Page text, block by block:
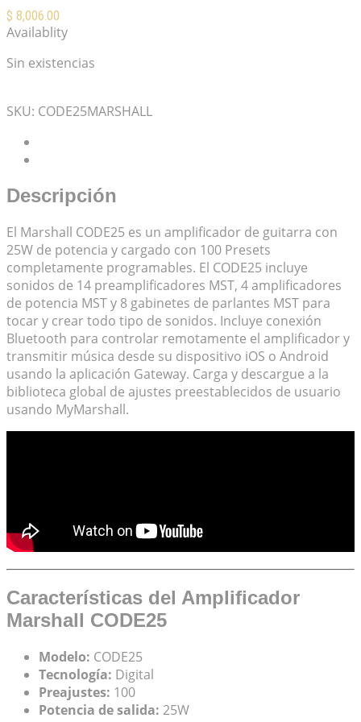
$ 8,006.00
Availablity
Sin existencias
SKU: CODE25MARSHALL
Descripción
El Marshall CODE25 es un amplificador de guitarra con
25W de potencia y cargado con 100 Presets
completamente programables. El CODE25 incluye
sonidos de 14 preamplificadores MST, 4 amplificadores
de potencia MST y 8 gabinetes de parlantes MST para
tocar y crear todo tipo de sonidos. Incluye conexión
Bluetooth para controlar remotamente el amplificador y
transmitir música desde su dispositivo iOS o Android
usando la aplicación Gateway. Carga y descargue a la
biblioteca global de ajustes preestablecidos de usuario
usando MyMarshall.
Características del Amplificador
Marshall CODE25
Modelo: CODE25
Tecnología: Digital
Preajustes: 100
Potencia de salida: 25W